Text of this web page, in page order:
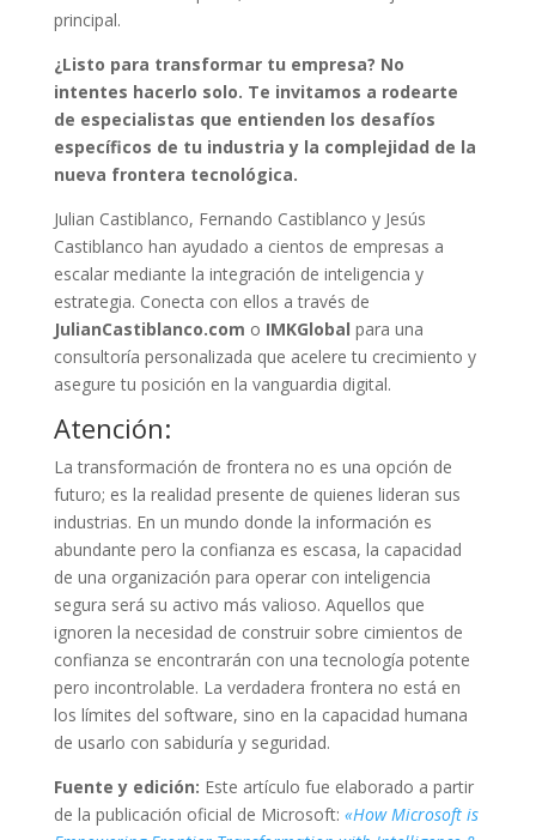
principal.
¿Listo para transformar tu empresa? No
intentes hacerlo solo. Te invitamos a rodearte
de especialistas que entienden los desafíos
específicos de tu industria y la complejidad de la
nueva frontera tecnológica.
Julian Castiblanco, Fernando Castiblanco y Jesús
Castiblanco han ayudado a cientos de empresas a
escalar mediante la integración de inteligencia y
estrategia. Conecta con ellos a través de
JulianCastiblanco.com o IMKGlobal para una
consultoría personalizada que acelere tu crecimiento y
asegure tu posición en la vanguardia digital.
Atención:
La transformación de frontera no es una opción de
futuro; es la realidad presente de quienes lideran sus
industrias. En un mundo donde la información es
abundante pero la confianza es escasa, la capacidad
de una organización para operar con inteligencia
segura será su activo más valioso. Aquellos que
ignoren la necesidad de construir sobre cimientos de
confianza se encontrarán con una tecnología potente
pero incontrolable. La verdadera frontera no está en
los límites del software, sino en la capacidad humana
de usarlo con sabiduría y seguridad.
Fuente y edición: Este artículo fue elaborado a partir
de la publicación oficial de Microsoft: «How Microsoft is